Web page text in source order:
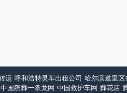
运 呼和浩特灵车出租公司
哈尔滨道里
中国殡葬一条龙网 中国救护车网 葬花店